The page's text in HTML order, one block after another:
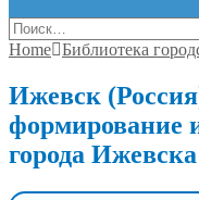
Найти:
Home Библиотека
Ижевск
формирование
города